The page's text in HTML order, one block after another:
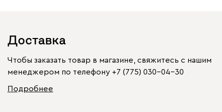
Доставка
Чтобы заказать товар в магазине, свяжитесь с нашим
менеджером по телефону +7 (775) 030-04-30
Подробнее